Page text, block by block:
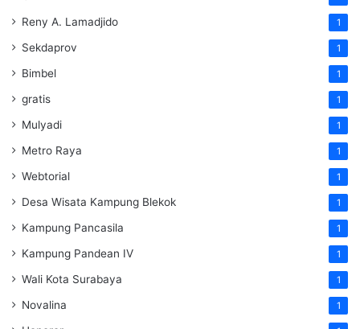
Reny A. Lamadjido 1
Sekdaprov 1
Bimbel 1
gratis 1
Mulyadi 1
Metro Raya 1
Webtorial 1
Desa Wisata Kampung Blekok 1
Kampung Pancasila 1
Kampung Pandean IV 1
Wali Kota Surabaya 1
Novalina 1